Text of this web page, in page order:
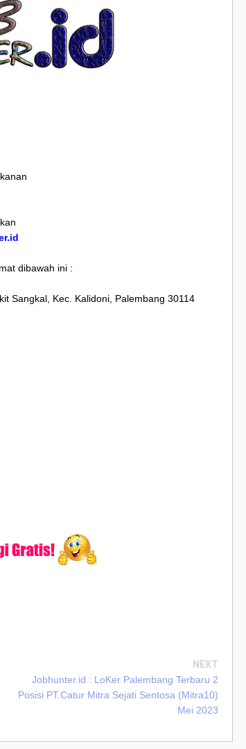
dibawah ini :
Sangkal, Kec. Kalidoni, Palembang 30114
NEXT
Jobhunter.id : LoKer Palembang Terbaru 2
Posisi PT.Catur Mitra Sejati Sentosa (Mitra10)
Mei 2023